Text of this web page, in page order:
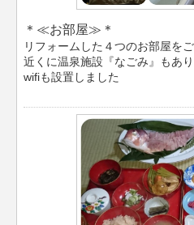
＊≪お部屋≫＊
リフォームした４つのお部屋を
近くに温泉施設『なごみ』もあ
wifiも設置しました